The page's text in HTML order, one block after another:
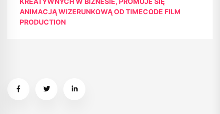
ANIMACJĄ WIZERUNKOWĄ OD TIMECODE FILM
PRODUCTION